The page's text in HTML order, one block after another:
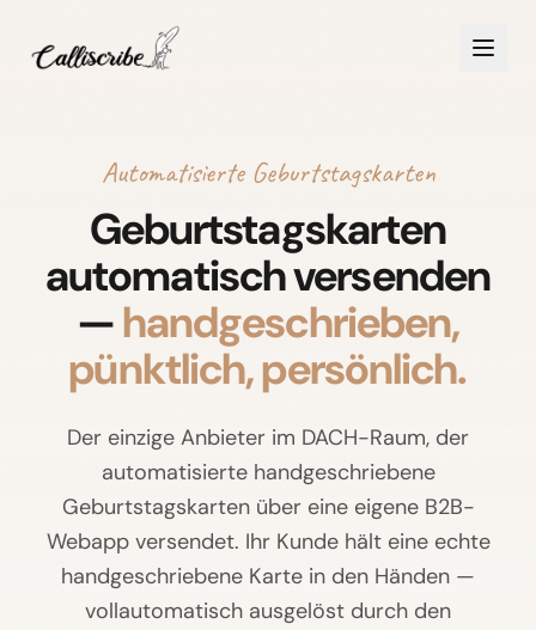
Automatisierte Geburtstagskarten
Geburtstagskarten
automatisch versenden
—handgeschrieben,
pünktlich, persönlich.
Der einzige Anbieter im DACH-Raum, der
automatisierte handgeschriebene
Geburtstagskarten über eine eigene B2B-
Webapp versendet. Ihr Kunde hält eine echte
handgeschriebene Karte in den Händen —
vollautomatisch ausgelöst durch den